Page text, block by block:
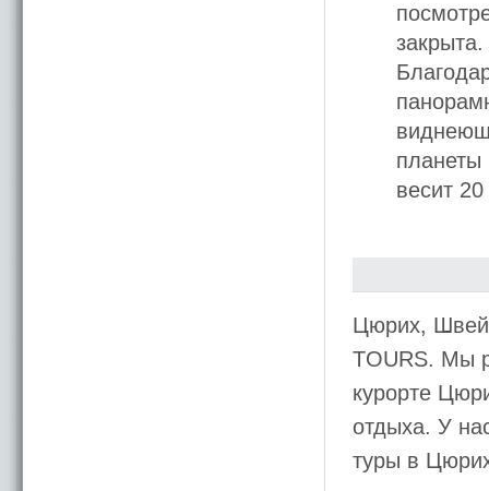
планеты
весит
Цюрих,
TOURS. Мы
курорте
отдыха. У
туры в